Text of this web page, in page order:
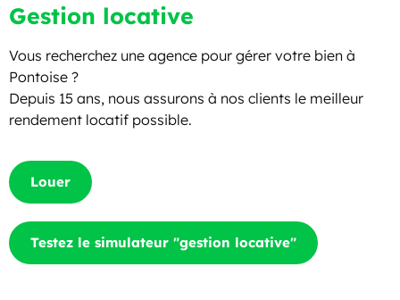
Gestion locative
Vous recherchez une agence pour gérer votre bien à
Pontoise ?
Depuis 15 ans, nous assurons à nos clients le meilleur
rendement locatif possible.
Louer
Testez le simulateur "gestion locative"